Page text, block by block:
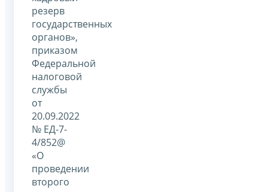
резерв
государственных
органов»,
приказом
Федеральной
налоговой
службы
от
20.09.2022
№ ЕД-7-
4/852@
«О
проведении
второго